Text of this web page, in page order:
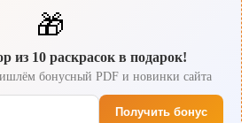
🎁
из 10 раскрасок в подарок!
бонусный PDF и новинки сайта
Получить бонус